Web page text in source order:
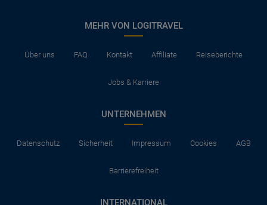
MEHR VON LOGITRAVEL
Über uns FAQ Kontakt Affiliate Reiseberichte
Jobs & Karriere
UNTERNEHMEN
Datenschutz Sicherheit Impressum Cookies AGB
Barrierefreiheit
INTERNATIONAL